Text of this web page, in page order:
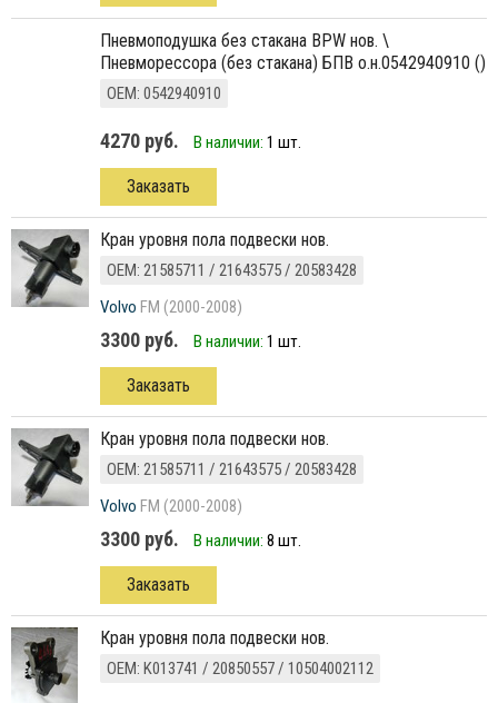
пневмоподушка без стакана BPW нов. \
Пневморессора (без стакана) БПВ о.н.0542940910 ()
ОЕМ: 0542940910
4270 руб. В наличии: 1 шт.
Заказать
кран уровня пола подвески нов.
ОЕМ: 21585711 / 21643575 / 20583428
Volvo FM (2000-2008)
3300 руб. В наличии: 1 шт.
Заказать
кран уровня пола подвески нов.
ОЕМ: 21585711 / 21643575 / 20583428
Volvo FM (2000-2008)
3300 руб. В наличии: 8 шт.
Заказать
кран уровня пола подвески нов.
ОЕМ: K013741 / 20850557 / 10504002112